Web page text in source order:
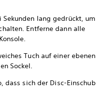
lang gedrückt, um
Entferne dann alle
Tuch auf einer ebenen
Sockel.
dass sich der Disc-Einschub